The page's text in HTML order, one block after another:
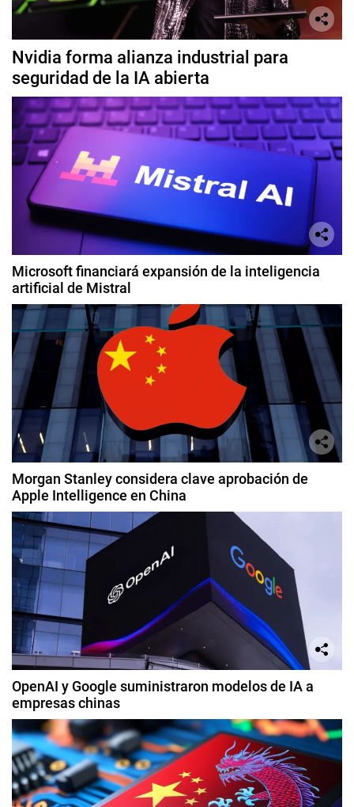
Nvidia forma alianza industrial para
seguridad de la IA abierta
Microsoft financiará expansión de la inteligencia
artificial de Mistral
Morgan Stanley considera clave aprobación de
Apple Intelligence en China
OpenAI y Google suministraron modelos de IA a
empresas chinas